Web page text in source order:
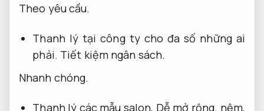
Theo yêu cầu.
Thanh lý tại công ty cho đa số những ai
phải. Tiết kiệm ngân sách.
Nhanh chóng.
Thanh lý các mẫu salon, Dễ mở rộng. nệm,